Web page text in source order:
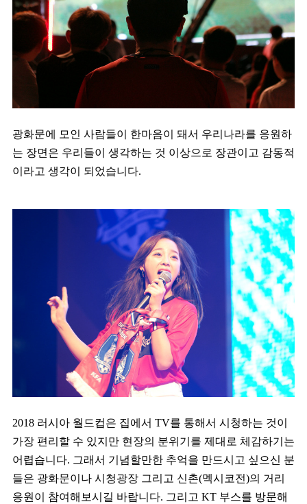
광화문에 모인 사람들이 한마음이 돼서 우리나라를 응원하
는 장면은 우리들이 생각하는 것 이상으로 장관이고 감동적
이라고 생각이 되었습니다.
2018 러시아 월드컵은 집에서 TV를 통해서 시청하는 것이
가장 편리할 수 있지만 현장의 분위기를 제대로 체감하기는
어렵습니다. 그래서 기념할만한 추억을 만드시고 싶으신 분
들은 광화문이나 시청광장 그리고 신촌(멕시코전)의 거리
응원이 참여해보시길 바랍니다. 그리고 KT 부스를 방문해